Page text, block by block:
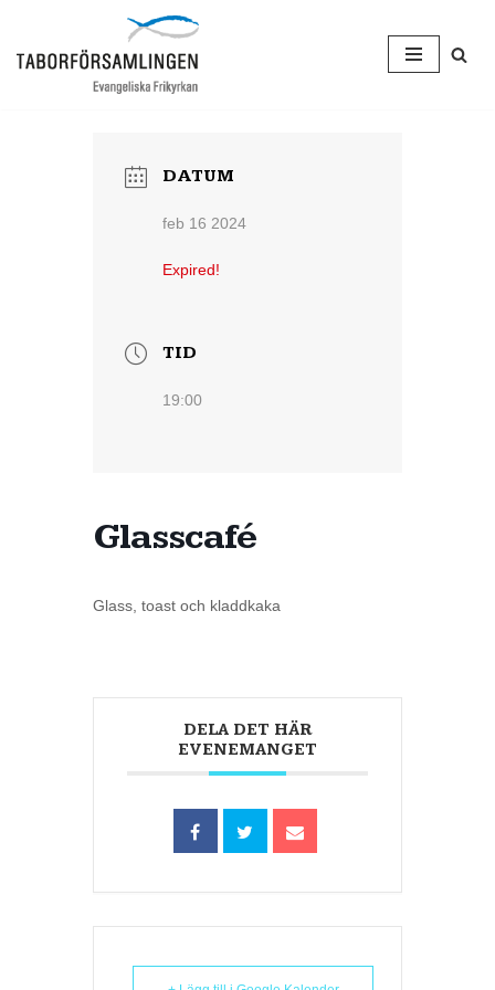
Hoppa
DATUM
feb 16 2024
Expired!
TID
19:00
Glasscafé
Glass, toast och kladdkaka
DELA DET HÄR
EVENEMANGET